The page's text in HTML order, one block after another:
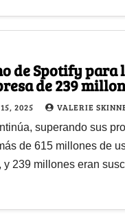
de Spotify para
de 239
2025 VALERIE
superando sus
de 615 millones de
y 239 millones eran